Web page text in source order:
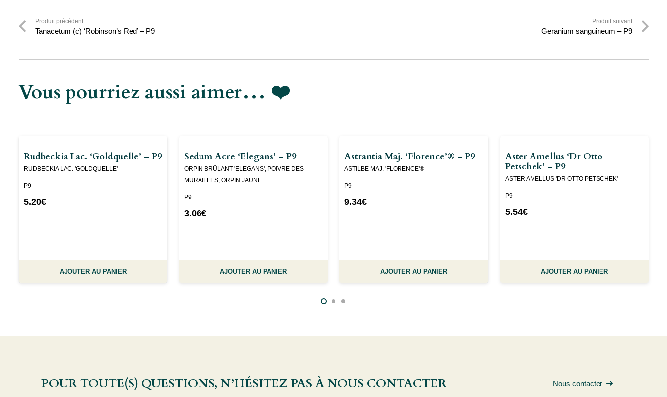
Produit précédent
Tanacetum (c) ‘Robinson’s Red’ – P9
Produit suivant
Geranium sanguineum – P9
Vous pourriez aussi aimer… ❤️
Rudbeckia Lac. ‘Goldquelle’ – P9
RUDBECKIA LAC. 'GOLDQUELLE'
P9
5.20€
AJOUTER AU PANIER
Sedum Acre ‘Elegans’ – P9
ORPIN BRÛLANT 'ELEGANS', POIVRE DES
MURAILLES, ORPIN JAUNE
P9
3.06€
AJOUTER AU PANIER
Astrantia Maj. ‘Florence’® – P9
ASTILBE MAJ. 'FLORENCE'®
P9
9.34€
AJOUTER AU PANIER
Aster Amellus ‘Dr Otto
Petschek’ – P9
ASTER AMELLUS 'DR OTTO PETSCHEK'
P9
5.54€
AJOUTER AU PANIER
POUR TOUTE(S) QUESTIONS, N’HÉSITEZ PAS À NOUS CONTACTER Nous contacter